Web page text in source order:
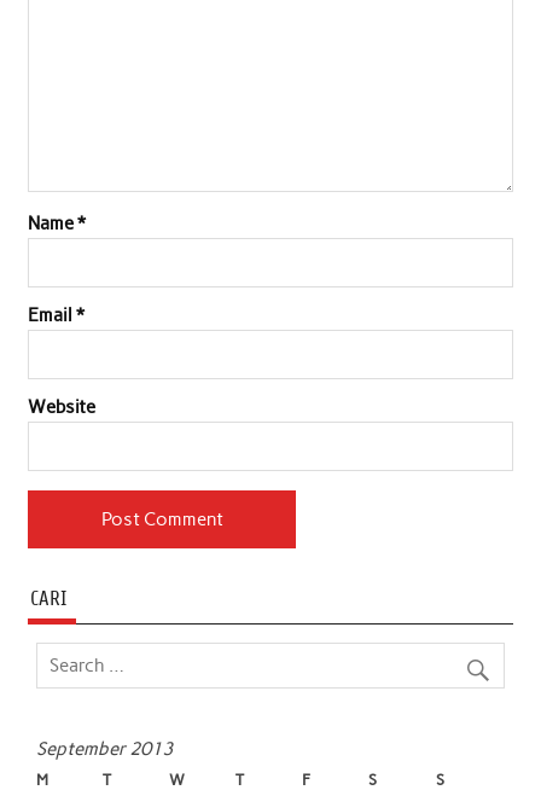
Name*
Email *
Website
CARI
September 2013
M T W T F S S